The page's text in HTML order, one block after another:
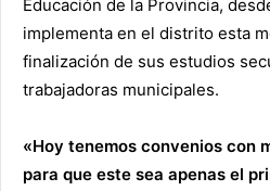
Educación de la Provincia,
implementa en el distrito esta
finalización de sus estudios
trabajadoras municipales.
«Hoy tenemos convenios con
para que este sea apenas el